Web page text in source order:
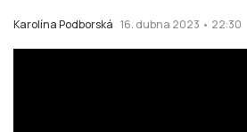
Karolína Podborská 16. dubna 2023 • 22:30